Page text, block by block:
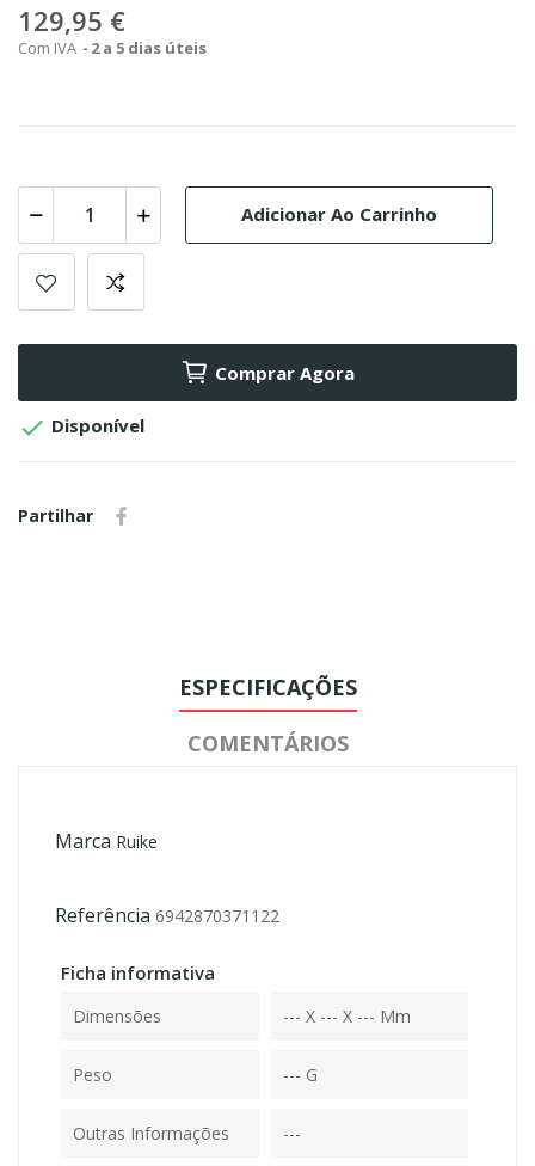
129,95 €
Com IVA 2 a 5 dias úteis
Adicionar Ao Carrinho
Comprar Agora
 Disponível
Partilhar
ESPECIFICAÇÕES
COMENTÁRIOS
Marca Ruike
Referência 6942870371122
Ficha informativa
Dimensões --- X --- X --- Mm
Peso --- G
Outras Informações ---